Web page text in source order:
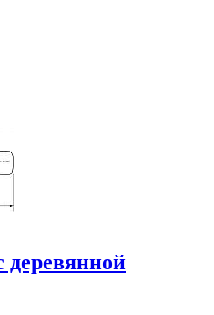
деревянной